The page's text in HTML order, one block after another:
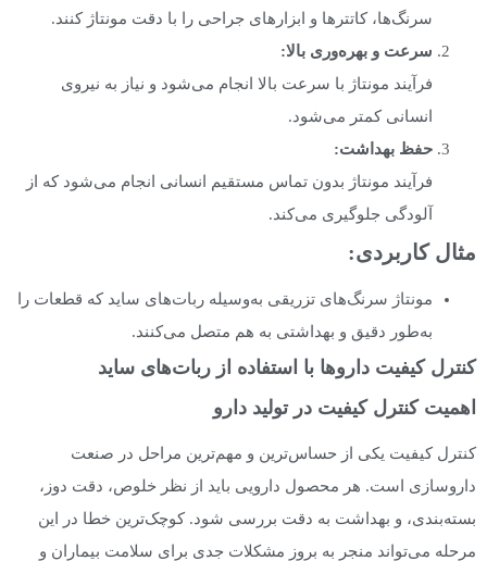
سرنگ‌ها، کاتترها و ابزارهای جراحی را با دقت مونتاژ کنند.
سرعت و بهره‌وری بالا:
فرآیند مونتاژ با سرعت بالا انجام می‌شود و نیاز به نیروی
انسانی کمتر می‌شود.
حفظ بهداشت:
فرآیند مونتاژ بدون تماس مستقیم انسانی انجام می‌شود که از
آلودگی جلوگیری می‌کند.
مثال کاربردی:
مونتاژ سرنگ‌های تزریقی به‌وسیله ربات‌های ساید که قطعات را
به‌طور دقیق و بهداشتی به هم متصل می‌کنند.
کنترل کیفیت داروها با استفاده از ربات‌های ساید
اهمیت کنترل کیفیت در تولید دارو
کنترل کیفیت یکی از حساس‌ترین و مهم‌ترین مراحل در صنعت
داروسازی است. هر محصول دارویی باید از نظر خلوص، دقت دوز،
بسته‌بندی، و بهداشت به دقت بررسی شود. کوچک‌ترین خطا در این
مرحله می‌تواند منجر به بروز مشکلات جدی برای سلامت بیماران و